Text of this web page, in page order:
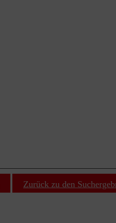
Zurück zu den